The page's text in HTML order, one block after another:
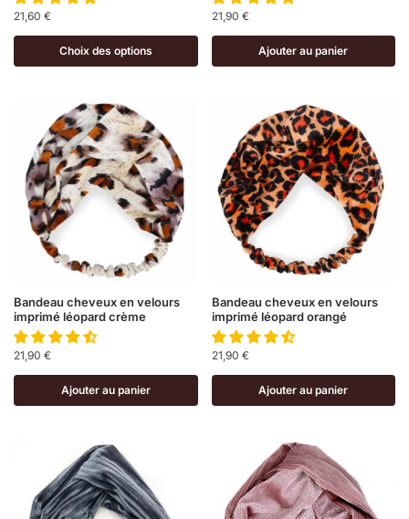
21,60 €
Choix des options
21,90 €
Ajouter au panier
Bandeau cheveux en velours
imprimé léopard crème
21,90 €
Ajouter au panier
Bandeau cheveux en velours
imprimé léopard orangé
21,90 €
Ajouter au panier